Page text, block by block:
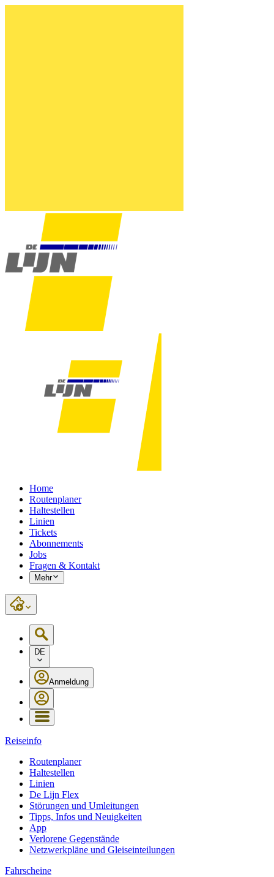
Home
Routenplaner
Haltestellen
Linien
Tickets
Abonnements
Jobs
Fragen & Kontakt
Mehr
DE
Anmeldung
Reiseinfo
Routenplaner
Haltestellen
Linien
De Lijn Flex
Störungen und Umleitungen
Tipps, Infos und Neuigkeiten
App
Verlorene Gegenstände
Netzwerkpläne und Gleiseinteilungen
Fahrscheine